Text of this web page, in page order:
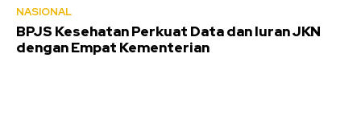
NASIONAL
BPJS Kesehatan Perkuat Data dan Iuran JKN
dengan Empat Kementerian